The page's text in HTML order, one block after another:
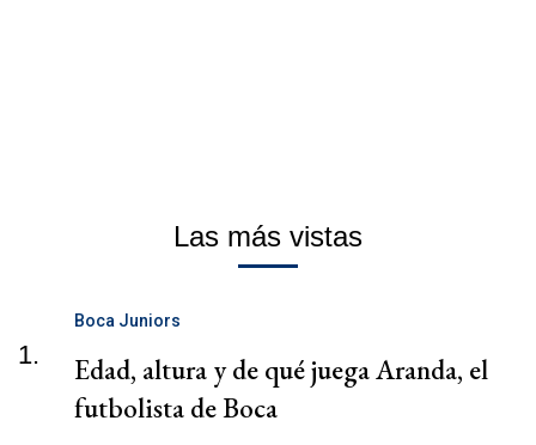
Las más vistas
1.
Boca Juniors
Edad, altura y de qué juega Aranda, el
futbolista de Boca